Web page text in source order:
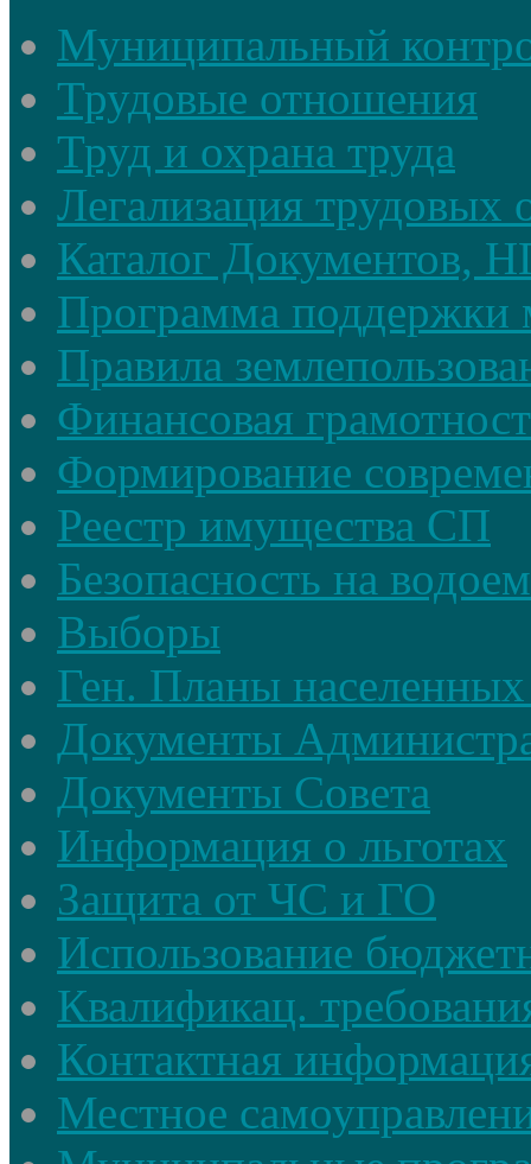
Муниципальный
Трудовые отношения
Труд и охрана труда
Легализация трудовых
Каталог Документов,
Программа поддержки
Правила
Финансовая
Формирование
Реестр имущества СП
Безопасность на
Выборы
Ген. Планы
Документы
Документы Совета
Информация о льготах
Защита от ЧС и ГО
Использование
Квалификац.
Контактная
Местное